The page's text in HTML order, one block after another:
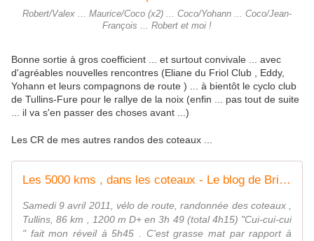
Robert/Valex ... Maurice/Coco (x2) ... Coco/Yohann ... Coco/Jean-
François ... Robert et moi !
Bonne sortie à gros coefficient ... et surtout convivale ... avec
d'agréables nouvelles rencontres (Eliane du Friol Club , Eddy,
Yohann et leurs compagnons de route ) ... à bientôt le cyclo club
de Tullins-Fure pour le rallye de la noix (enfin ... pas tout de suite
... il va s'en passer des choses avant ...)
Les CR de mes autres randos des coteaux ...
Les 5000 kms , dans les coteaux - Le blog de Brigitte
Samedi 9 avril 2011, vélo de route, randonnée des coteaux ,
Tullins, 86 km , 1200 m D+ en 3h 49 (total 4h15) "Cui-cui-cui
" fait mon réveil à 5h45 . C'est grasse mat par rapport à